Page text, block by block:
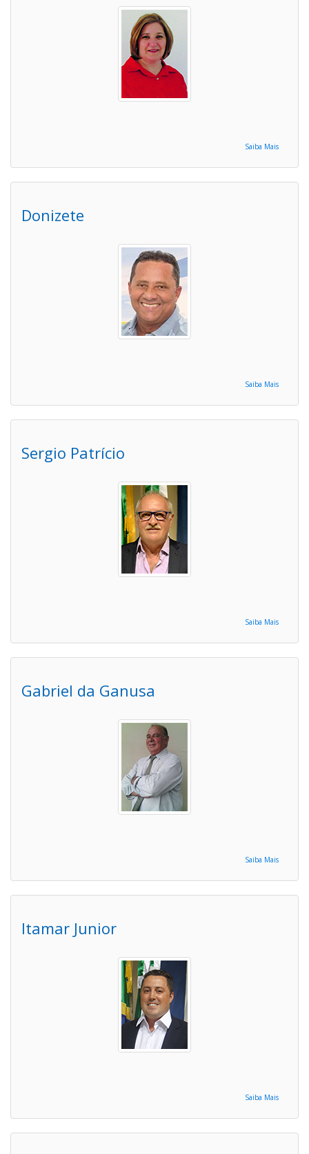
Saiba Mais
Donizete
Saiba Mais
Sergio Patrício
Saiba Mais
Gabriel da Ganusa
Saiba Mais
Itamar Junior
Saiba Mais